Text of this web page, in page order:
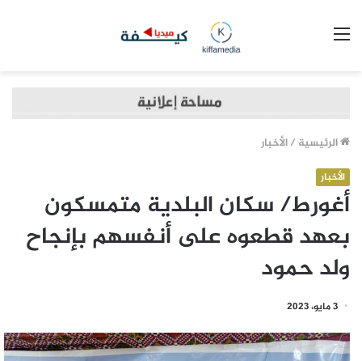
الرئيسية /الأخبار
الأخبار
أغورط/ سكان البلدية متمسكون
بعهد قطعوه على أنفسهم بإنجاح
ولد حمود
3 مايو، 2023